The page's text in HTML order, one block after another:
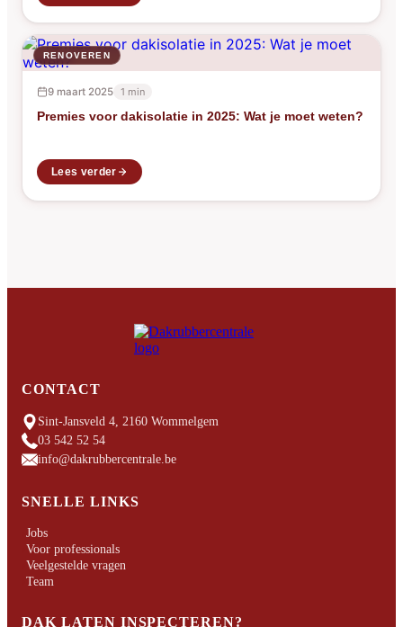
RENOVEREN
9 maart 2025 1 min
Premies voor dakisolatie in 2025: Wat je moet weten?
Lees verder
CONTACT
Sint-Jansveld 4, 2160 Wommelgem
03 542 52 54
info@dakrubbercentrale.be
SNELLE LINKS
Jobs
Voor professionals
Veelgestelde vragen
Team
DAK LATEN INSPECTEREN?